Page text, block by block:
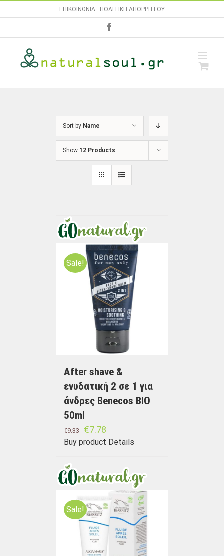
to
ΕΠΙΚΟΙΝΩΝΙΑ| ΠΟΛΙΤΙΚΗ ΑΠΟΡΡΗΤΟΥ
Sort by Name
Show 12 Products
Sale!
After shave &
ενυδατική 2 σε 1 για
άνδρες Benecos BIO
50ml
€9.33 €7.78
Buy product Details
Sale!